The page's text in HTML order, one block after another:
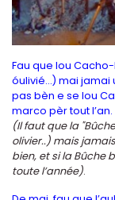
Fau que lou
óulivié...) mai
pas bèn e se lou
marco pèr tout l’an.
(Il faut que la
olivier..) mais
bien, et si la Bûche
toute l’année).